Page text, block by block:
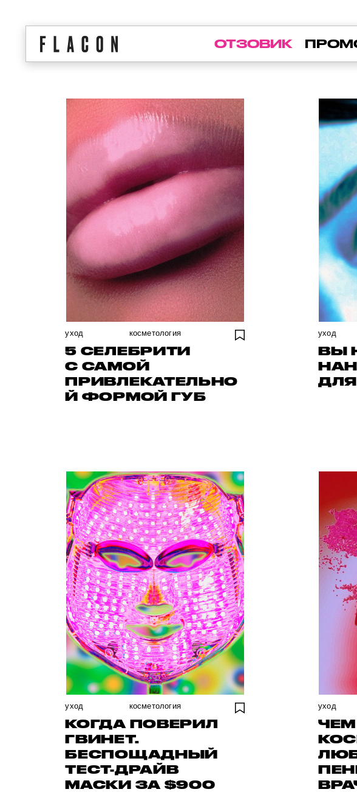
ОТЗОВИК
уход косметология
5 СЕЛЕБРИТИ
С САМОЙ
ПРИВЛЕКАТЕЛЬНО
Й ФОРМОЙ ГУБ
уход
ВЫ
уход косметология
КОГДА ПОВЕРИЛ
ГВИНЕТ.
БЕСПОЩАДНЫЙ
ТЕСТ-ДРАЙВ
МАСКИ ЗА $900
уход